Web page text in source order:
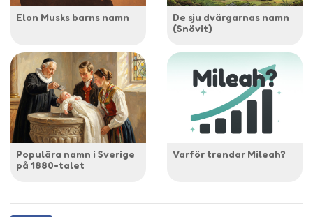
Elon Musks barns namn
De sju dvärgarnas namn
(Snövit)
Populära namn i Sverige
på 1880-talet
Varför trendar Mileah?